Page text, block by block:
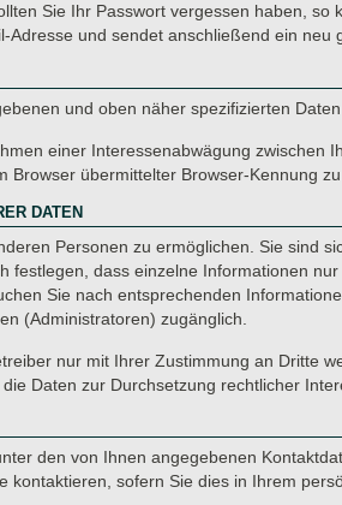
Sie Ihr Passwort vergessen haben,
und sendet anschließend ein
und oben näher spezifizierten
einer Interessenabwägung
übermittelter Browser-Kennung
DATEN
Personen zu ermöglichen. Sie sind
festlegen, dass einzelne Informationen
Sie nach entsprechenden
(Administratoren) zugänglich.
nur mit Ihrer Zustimmung an Dritte
Daten zur Durchsetzung rechtlicher
den von Ihnen angegebenen
kontaktieren, sofern Sie dies in Ihrem